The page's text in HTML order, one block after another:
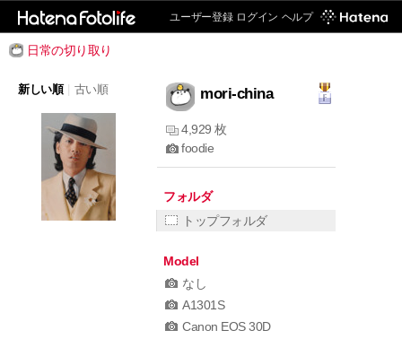
ユーザー登録 ログイン ヘルプ
日常の切り取り
新しい順 | 古い順 mori-china
4,929 枚
foodie
フォルダ
トップフォルダ
Model
なし
A1301S
Canon EOS 30D